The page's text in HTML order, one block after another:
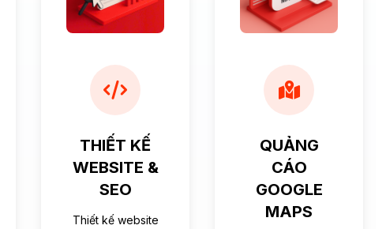
THIẾT KẾ
WEBSITE &
SEO
Thiết kế website
QUẢNG
CÁO
GOOGLE
MAPS